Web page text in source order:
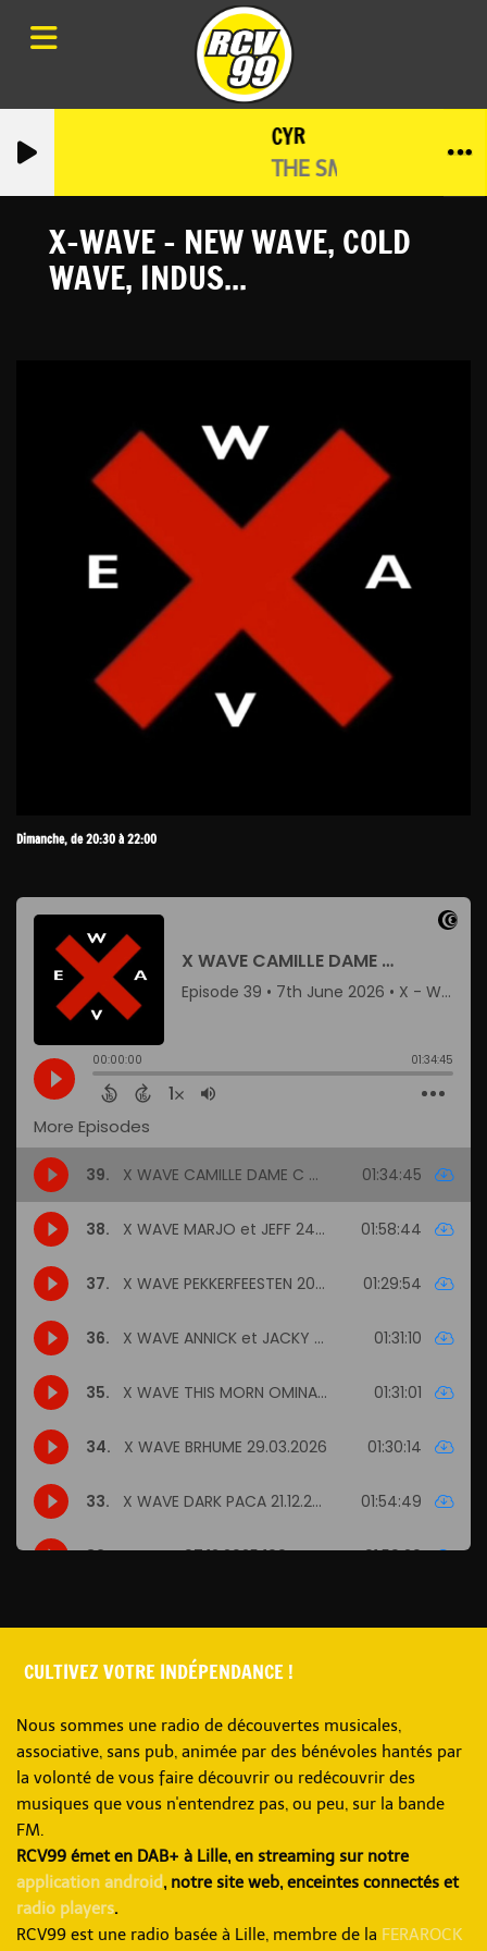
CYR
THE SMASHING
X-WAVE - NEW WAVE, COLD
WAVE, INDUS...
Dimanche, de 20:30 à 22:00
CULTIVEZ VOTRE INDÉPENDANCE !
Nous sommes une radio de découvertes musicales,
associative, sans pub, animée par des bénévoles hantés par
la volonté de vous faire découvrir ou redécouvrir des
musiques que vous n'entendrez pas, ou peu, sur la bande
FM.
RCV99 émet en DAB+ à Lille, en streaming sur notre
application android, notre site web, enceintes connectés et
radio players.
RCV99 est une radio basée à Lille, membre de la FERAROCK